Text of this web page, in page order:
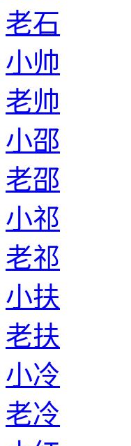
老石
小帅
老帅
小邵
老邵
小祁
老祁
小扶
老扶
小冷
老冷